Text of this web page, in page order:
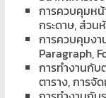
การควบคุมหน้
กระดาษ, ส่วน
การควบคุมง
Paragraph,
การทำงานกับ
ตาราง, การจั